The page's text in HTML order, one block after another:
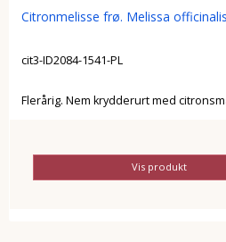
Citronmelisse frø. Melissa
cit3-ID2084-1541-PL
Flerårig. Nem krydderurt med
Vis produkt